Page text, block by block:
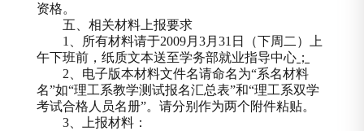
资格。
五、相关材料上报要求
1
、所有材料请于2009月 3月 31 日
（下周二）上
午下班前，纸质文本送至学务部就业指导中心 ；
2 、电子版本材料文件名请命名为“系名材料
名”如“理工系教学测试报名汇总表”和“理工系双学
考试合格人员名册”。请分别作为两个附件粘贴。
3 、上报材料：